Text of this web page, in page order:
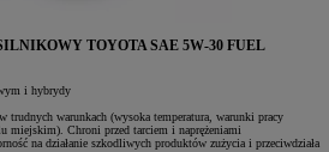
TOYOTA SAE 5W-30 FUEL
i hybrydy
trudnych warunkach (wysoka temperatura, warunki pracy
miejskim). Chroni przed tarciem i naprężeniami
na działanie szkodliwych produktów zużycia i przeciwdziała